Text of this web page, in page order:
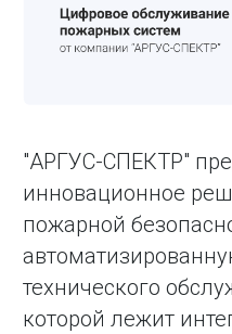
"АРГУС-СПЕКТР"
инновационное
пожарной
технического
которой лежит